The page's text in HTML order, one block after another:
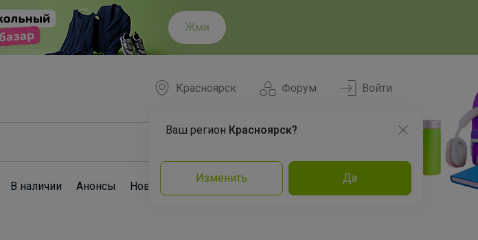
Жми
Форум
Красноярск
Ваш регион Красноярск?
Изменить Да
Войти
В наличии Анонсы Новости Команда Эксперты